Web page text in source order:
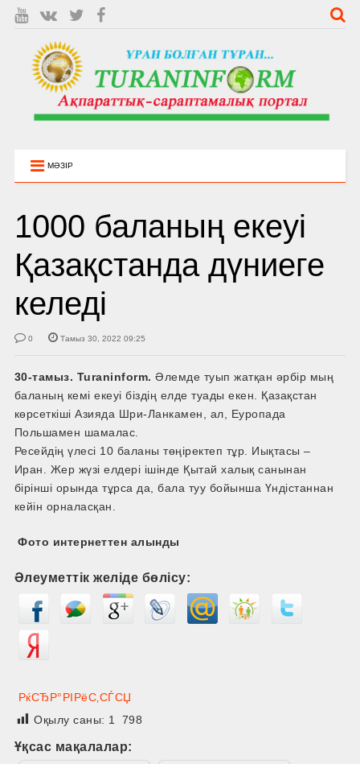
МӘЗІР
1000 баланың екеуі
Қазақстанда дүниеге
келеді
0 Тамыз 30, 2022 09:25
30-тамыз. Turaninform. Әлемде туып жатқан әрбір мың
баланың кемі екеуі біздің елде туады екен. Қазақстан
көрсеткіші Азияда Шри-Ланкамен, ал, Еуропада
Польшамен шамалас.
Ресейдің үлесі 10 баланы төңіректеп тұр. Иықтасы –
Иран. Жер жүзі елдері ішінде Қытай халық санынан
бірінші орында тұрса да, бала туу бойынша Үндістаннан
кейін орналасқан.
Фото интернеттен алынды
Әлеуметтік желіде бөлісу:
РќСЂР°РІРёС‚СЃСЏ
Оқылу саны: 1 798
Ұқсас мақалалар: